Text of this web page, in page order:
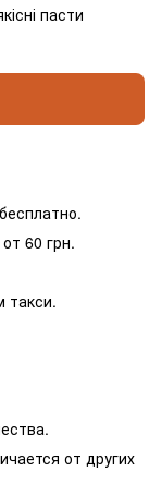
пасти
60 грн.
такси.
от других